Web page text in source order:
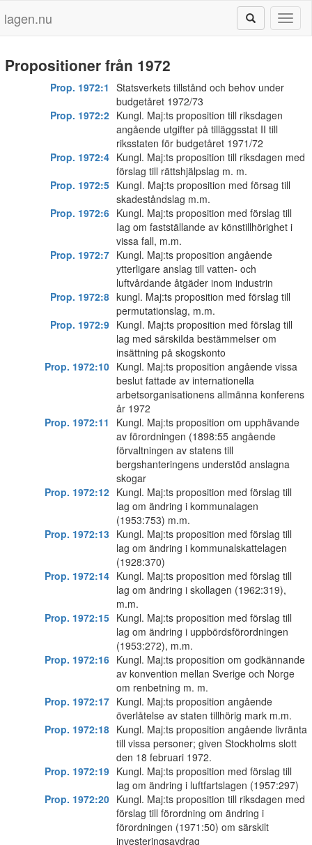
lagen.nu
Propositioner från 1972
Prop. 1972:1 Statsverkets tillstånd och behov under
budgetåret 1972/73
Prop. 1972:2 Kungl. Maj:ts proposition till riksdagen
angående utgifter på tilläggsstat II till
riksstaten för budgetåret 1971/72
Prop. 1972:4 Kungl. Maj:ts proposition till riksdagen med
förslag till rättshjälpslag m. m.
Prop. 1972:5 KungI. Maj:ts proposition med försag till
skadeståndslag m.m.
Prop. 1972:6 Kungl. Maj:ts proposition med förslag till
Iag om fastställande av könstillhörighet i
vissa fall, m.m.
Prop. 1972:7 Kungl. Maj:ts proposition angående
ytterligare anslag till vatten- och
luftvårdande åtgäder inom industrin
Prop. 1972:8 kungl. Maj:ts proposition med förslag till
permutationslag, m.m.
Prop. 1972:9 KungI. Maj:ts proposition med förslag till
lag med särskiIda bestämmelser om
insättning på skogskonto
Prop. 1972:10 Kungl. Maj:ts proposition angående vissa
beslut fattade av internationella
arbetsorganisationens allmänna konferens
år 1972
Prop. 1972:11
Kungl. Maj:ts proposition om upphävande
av förordningen (1898:55 angående
förvaltningen av statens till
bergshanteringens understöd anslagna
skogar
Prop. 1972:12 Kungl. Maj:ts proposition med förslag till
lag om ändring i kommunalagen
(1953:753) m.m.
Prop. 1972:13 Kungl. Maj:ts proposition med förslag till
lag om ändring i kommunalskattelagen
(1928:370)
Prop. 1972:14 Kungl. Maj:ts proposition med förslag till
lag om ändring i skollagen (1962:319),
m.m.
Prop. 1972:15 Kungl. Maj:ts proposition med förslag till
lag om ändring i uppbördsförordningen
(1953:272), m.m.
Prop. 1972:16 Kungl. Maj:ts proposition om godkännande
av konvention mellan Sverige och Norge
om renbetning m. m.
Prop. 1972:17 Kungl. Maj:ts proposition angående
överlåtelse av staten tillhörig mark m.m.
Prop. 1972:18 Kungl. Maj:ts proposition angående livränta
till vissa personer; given Stockholms slott
den 18 februari 1972.
Prop. 1972:19 Kungl. Maj:ts proposition med förslag till
lag om ändring i luftfartslagen (1957:297)
Prop. 1972:20 Kungl. Maj:ts proposition till riksdagen med
förslag till förordning om ändring i
förordningen (1971:50) om särskilt
investeringsavdrag